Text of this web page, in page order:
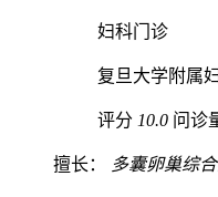
妇科门诊
复旦大学附属
评分 10.0 问诊
擅长： 多囊卵巢综